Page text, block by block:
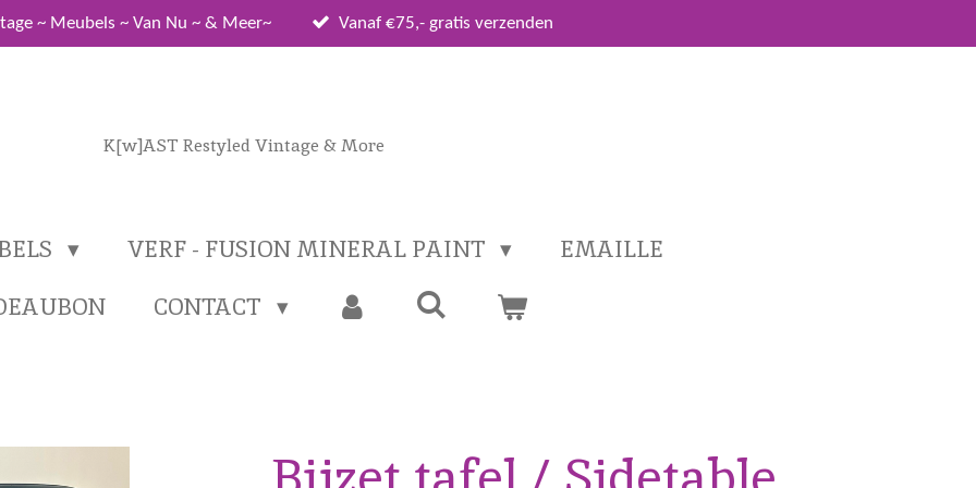
~ Meubels ~ Van Nu ~ & Meer~ Vanaf €75,- gratis verzenden
K[w]AST Restyled Vintage & More
VERF - FUSION MINERAL PAINT
EMAILLE
CONTACT